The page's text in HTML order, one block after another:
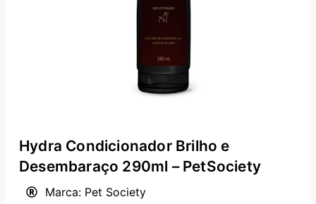
Hydra Condicionador Brilho e
Desembaraço 290ml – PetSociety
Marca: Pet Society